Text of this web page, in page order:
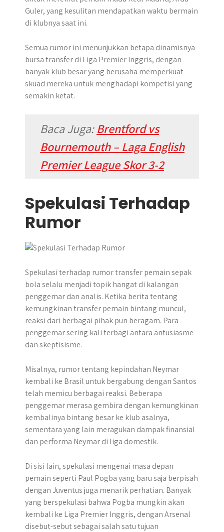
Guler, yang kesulitan mendapatkan waktu bermain
di klubnya saat ini.
Semua rumor ini menunjukkan betapa dinamisnya
bursa transfer di Liga Premier Inggris, dengan
banyak klub besar yang berusaha memperkuat
skuad mereka untuk menghadapi kompetisi yang
semakin ketat.
Baca Juga:Brentford vs
Bournemouth – Laga English
Premier League Skor 3-2
Spekulasi Terhadap
Rumor
Spekulasi terhadap rumor transfer pemain sepak
bola selalu menjadi topik hangat di kalangan
penggemar dan analis. Ketika berita tentang
kemungkinan transfer pemain bintang muncul,
reaksi dari berbagai pihak pun beragam. Para
penggemar sering kali terbagi antara antusiasme
dan skeptisisme.
Misalnya, rumor tentang kepindahan Neymar
kembali ke Brasil untuk bergabung dengan Santos
telah memicu berbagai reaksi. Beberapa
penggemar merasa gembira dengan kemungkinan
kembalinya bintang besar ke klub asalnya,
sementara yang lain meragukan dampak finansial
dan performa Neymar di liga domestik.
Di sisi lain, spekulasi mengenai masa depan
pemain seperti Paul Pogba yang baru saja berpisah
dengan Juventus juga menarik perhatian. Banyak
yang berspekulasi bahwa Pogba mungkin akan
kembali ke Liga Premier Inggris, dengan Arsenal
disebut-sebut sebagai salah satu tujuan